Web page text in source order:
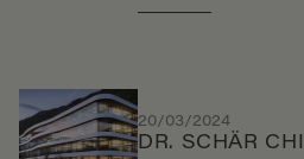
20/03/2024
DR. SCHÄR